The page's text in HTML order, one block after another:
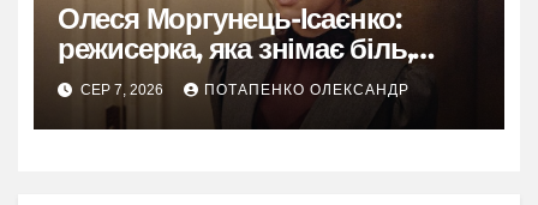
Олеся Моргунець-Ісаєнко:
режисерка, яка знімає біль,
пам’ять і надію України
СЕР 7, 2026 ПОТАПЕНКО ОЛЕКСАНДР